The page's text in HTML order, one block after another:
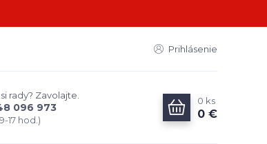
Prihlásenie
rady? Zavolajte.
096 973
17 hod.)
0 ks
0 €